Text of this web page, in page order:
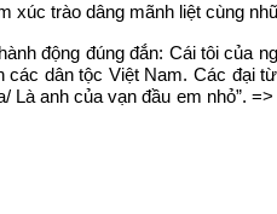
xúc trào dâng mãnh liệt cùng
động đúng đắn: Cái tôi của
dân tộc Việt Nam. Các đại
Là anh của vạn đầu em nhỏ”.